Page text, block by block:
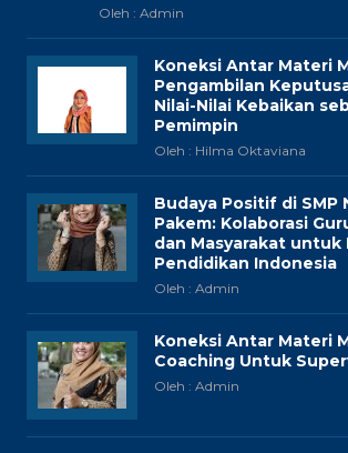
Oleh : Admin
Koneksi Antar Materi
Pengambilan
Nilai-Nilai Kebaikan
Pemimpin
Oleh : Hilma Oktaviana
Budaya Positif di SMP
Pakem: Kolaborasi
dan Masyarakat untuk
Pendidikan Indonesia
Oleh : Admin
Koneksi Antar Materi
Coaching Untuk
Oleh : Admin